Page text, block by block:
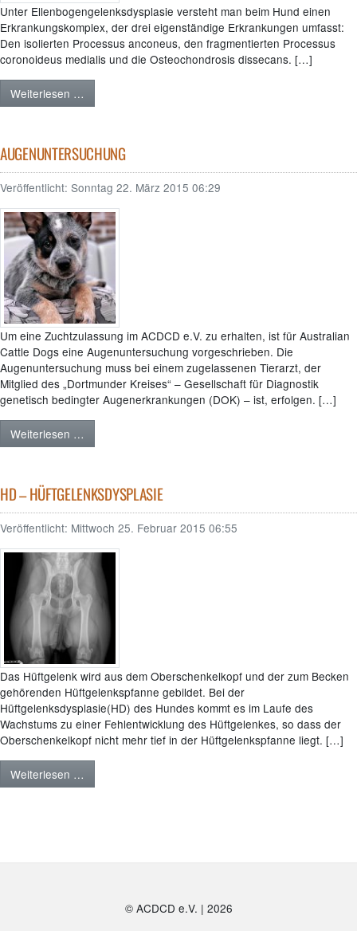
Unter Ellenbogengelenksdysplasie versteht man beim Hund einen
Erkrankungskomplex, der drei eigenständige Erkrankungen umfasst:
Den isolierten Processus anconeus, den fragmentierten Processus
coronoideus medialis und die Osteochondrosis dissecans. […]
Weiterlesen …
AUGENUNTERSUCHUNG
Veröffentlicht: Sonntag 22. März 2015 06:29
Um eine Zuchtzulassung im ACDCD e.V. zu erhalten, ist für Australian
Cattle Dogs eine Augenuntersuchung vorgeschrieben. Die
Augenuntersuchung muss bei einem zugelassenen Tierarzt, der
Mitglied des „Dortmunder Kreises“ – Gesellschaft für Diagnostik
genetisch bedingter Augenerkrankungen (DOK) – ist, erfolgen. […]
Weiterlesen …
HD – HÜFTGELENKSDYSPLASIE
Veröffentlicht: Mittwoch 25. Februar 2015 06:55
Das Hüftgelenk wird aus dem Oberschenkelkopf und der zum Becken
gehörenden Hüftgelenkspfanne gebildet. Bei der
Hüftgelenksdysplasie(HD) des Hundes kommt es im Laufe des
Wachstums zu einer Fehlentwicklung des Hüftgelenkes, so dass der
Oberschenkelkopf nicht mehr tief in der Hüftgelenkspfanne liegt. […]
Weiterlesen …
© ACDCD e.V. | 2026